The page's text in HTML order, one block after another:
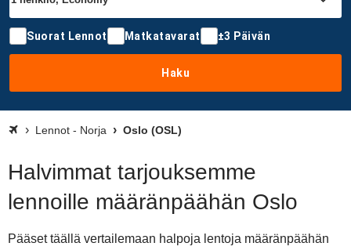
Suorat Lennot Matkatavarat ±3 Päivän
Haku
Lennot - Norja Oslo (OSL)
Halvimmat tarjouksemme
lennoille määränpäähän Oslo
Pääset täällä vertailemaan halpoja lentoja määränpäähän